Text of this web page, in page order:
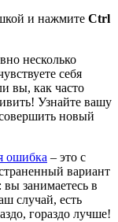
и нажмите Ctrl
несколько
себя
вы, как часто
Узнайте вашу
новый
ошибка – это с
вариант
занимаетесь в
случай, есть
гораздо лучше!